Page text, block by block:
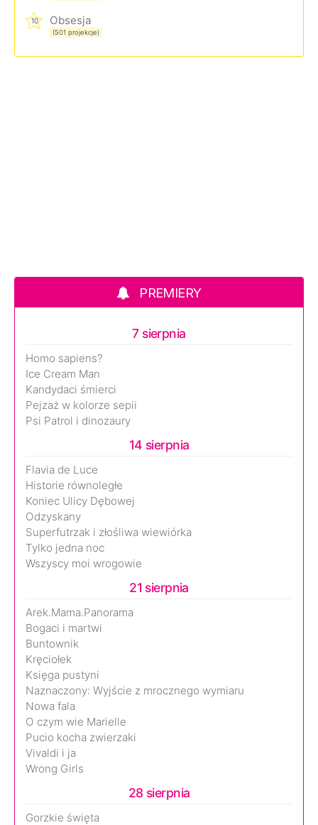
10 Obsesja
(501 projekcje)
PREMIERY
7 sierpnia
Homo sapiens?
Ice Cream Man
Kandydaci śmierci
Pejzaż w kolorze sepii
Psi Patrol i dinozaury
14 sierpnia
Flavia de Luce
Historie równoległe
Koniec Ulicy Dębowej
Odzyskany
Superfutrzak i złośliwa wiewiórka
Tylko jedna noc
Wszyscy moi wrogowie
21 sierpnia
Arek.Mama.Panorama
Bogaci i martwi
Buntownik
Kręciołek
Księga pustyni
Naznaczony: Wyjście z mrocznego wymiaru
Nowa fala
O czym wie Marielle
Pucio kocha zwierzaki
Vivaldi i ja
Wrong Girls
28 sierpnia
Gorzkie święta